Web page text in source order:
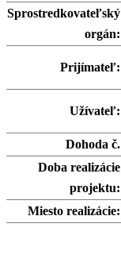
Sprostredkovateľský
orgán:
Prijímateľ:
Užívateľ:
Dohoda č.
Doba realizácie
projektu:
Miesto realizácie: